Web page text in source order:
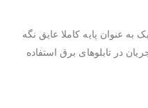
به عنوان پایه کاملا عایق نگه
ولت حامل جریان در تابلوهای برق استفاده